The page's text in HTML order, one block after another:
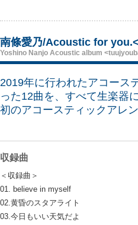
南條愛乃/Acoustic for
Yoshino Nanjo Acoustic album
2019年に行われたアコース
った12曲を、すべて生楽器
初のアコースティックアレン
収録曲
＜収録曲＞
01. believe in myself
02.黄昏のスタアライト
03.今日もいい天気だよ